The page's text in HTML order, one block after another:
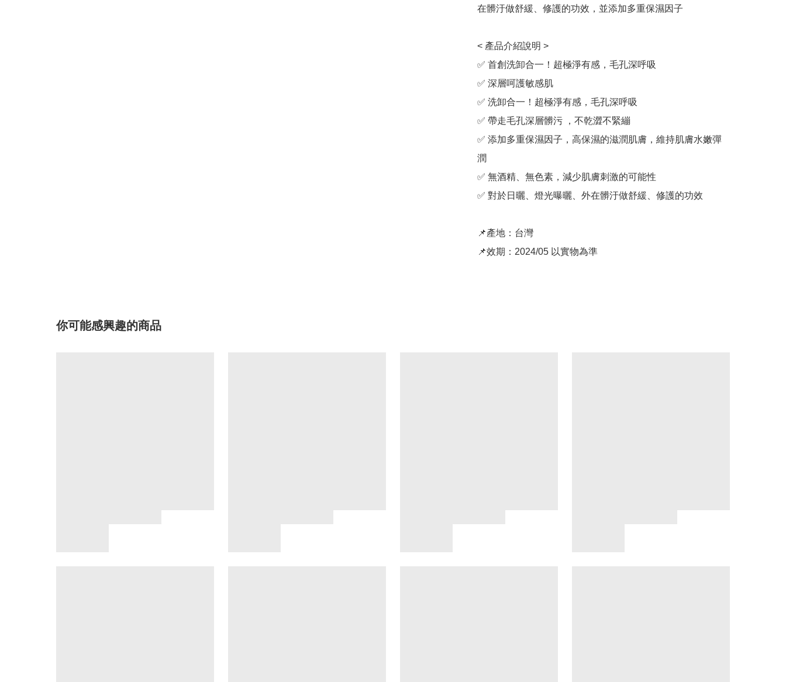
在髒汙做舒緩、修護的功效，並添加多重保濕因子
< 產品介紹說明 >
✅ 首創洗卸合一！超極淨有感，毛孔深呼吸
✅ 深層呵護敏感肌
✅ 洗卸合一！超極淨有感，毛孔深呼吸
✅ 帶走毛孔深層髒污 ，不乾澀不緊繃
✅ 添加多重保濕因子，高保濕的滋潤肌膚，維持肌膚水嫩彈
潤
✅ 無酒精、無色素，減少肌膚刺激的可能性
✅ 對於日曬、燈光曝曬、外在髒汙做舒緩、修護的功效
📌產地：台灣
你可能感興趣的商品